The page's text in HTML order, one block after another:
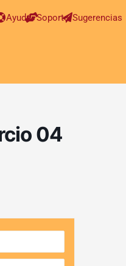
Ayuda Soporte Sugerencias
04